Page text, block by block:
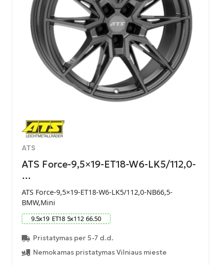
ATS
ATS Force-9,5×19-ET18-W6-LK5/112,0-
…
ATS Force-9,5×19-ET18-W6-LK5/112,0-NB66,5-
BMW,Mini
9.5x19 ET18 5x112 66.50
Pristatymas per 5-7 d.d.
Nemokamas pristatymas Vilniaus mieste